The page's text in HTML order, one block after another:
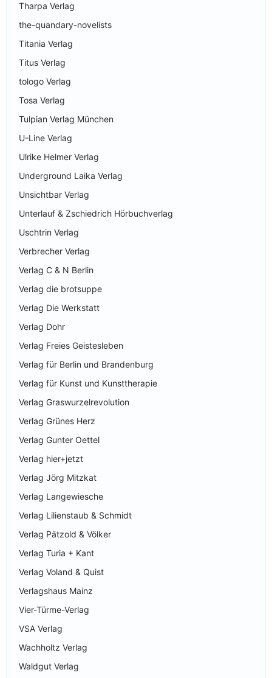
Tharpa Verlag
the-quandary-novelists
Titania Verlag
Titus Verlag
tologo Verlag
Tosa Verlag
Tulpian Verlag München
U-Line Verlag
Ulrike Helmer Verlag
Underground Laika Verlag
Unsichtbar Verlag
Unterlauf & Zschiedrich Hörbuchverlag
Uschtrin Verlag
Verbrecher Verlag
Verlag C & N Berlin
Verlag die brotsuppe
Verlag Die Werkstatt
Verlag Dohr
Verlag Freies Geistesleben
Verlag für Berlin und Brandenburg
Verlag für Kunst und Kunsttherapie
Verlag Graswurzelrevolution
Verlag Grünes Herz
Verlag Gunter Oettel
Verlag hier+jetzt
Verlag Jörg Mitzkat
Verlag Langewiesche
Verlag Lilienstaub & Schmidt
Verlag Pätzold & Völker
Verlag Turia + Kant
Verlag Voland & Quist
Verlagshaus Mainz
Vier-Türme-Verlag
VSA Verlag
Wachholtz Verlag
Waldgut Verlag